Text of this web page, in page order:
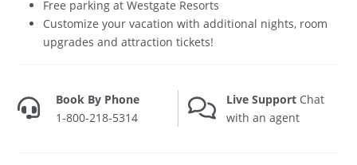
Free parking at Westgate Resorts
Customize your vacation with additional nights, room
upgrades and attraction tickets!
Book By Phone
1-800-218-5314
Live Support Chat
with an agent